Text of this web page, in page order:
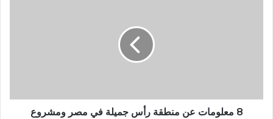
8 معلومات عن منطقة رأس جميلة في مصر ومشروع